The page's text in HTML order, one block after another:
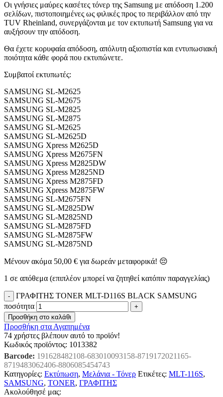
Οι γνήσιες μαύρες κασέτες τόνερ της Samsung με απόδοση 1.200
σελίδων, πιστοποιημένες ως φιλικές προς το περιβάλλον από την
TUV Rheinland, συνεργάζονται με τον εκτυπωτή Samsung για να
αυξήσουν την απόδοση.
Θα έχετε κορυφαία απόδοση, απόλυτη αξιοπιστία και εντυπωσιακή
ποιότητα κάθε φορά που εκτυπώνετε.
Συμβατοί εκτυπωτές:
SAMSUNG SL-M2625
SAMSUNG SL-M2675
SAMSUNG SL-M2825
SAMSUNG SL-M2875
SAMSUNG SL-M2625
SAMSUNG SL-M2625D
SAMSUNG Xpress M2625D
SAMSUNG Xpress M2675FN
SAMSUNG Xpress M2825DW
SAMSUNG Xpress M2825ND
SAMSUNG Xpress M2875FD
SAMSUNG Xpress M2875FW
SAMSUNG SL-M2675FN
SAMSUNG SL-M2825DW
SAMSUNG SL-M2825ND
SAMSUNG SL-M2875FD
SAMSUNG SL-M2875FW
SAMSUNG SL-M2875ND
Μένουν ακόμα 50,00 € για δωρεάν μεταφορικά! 😔
1 σε απόθεμα (επιπλέον μπορεί να ζητηθεί κατόπιν παραγγελίας)
ΓΡΑΦΙΤΗΣ TONER MLT-D116S BLACK SAMSUNG
ποσότητα
Προσθήκη στο καλάθι
Προσθήκη στα Αγαπημένα
74 χρήστες βλέπουν αυτό το προϊόν!
Κωδικός προϊόντος: 1013382
Barcode: 191628482108-683010093158-8719172021165-
8719483062406-8806085454743
Κατηγορίες: Εκτύπωση, Μελάνια - Τόνερ Ετικέτες: MLT-116S,
SAMSUNG, TONER, ΓΡΑΦΙΤΗΣ
Ακολούθησέ μας: